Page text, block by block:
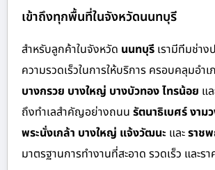
เข้าถึงทุกพื้นที่ในจังหวัดนนทบุรี
สำหรับลูกค้าในจังหวัด นนทบุรี เรามีทีมช่าง
ความรวดเร็วในการให้บริการ ครอบคลุมอำเ
บางกรวย บางใหญ่ บางบัวทอง ไทรน้อย แ
ถึงทำเลสำคัญอย่างถนน รัตนาธิเบศร์ งาม
พระนั่งเกล้า บางใหญ่ แจ้งวัฒนะ และราช
มาตรฐานการทำงานที่สะอาด รวดเร็ว และร